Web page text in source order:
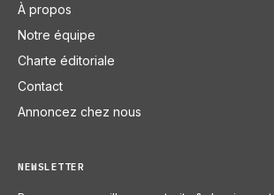
À propos
Notre équipe
Charte éditoriale
Contact
Annoncez chez nous
NEWSLETTER